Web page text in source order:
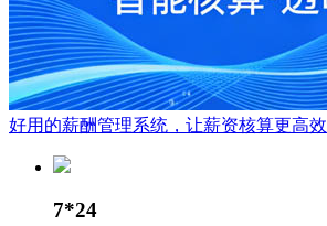
好用的薪酬管理系统，让薪资核算更高效
7*24